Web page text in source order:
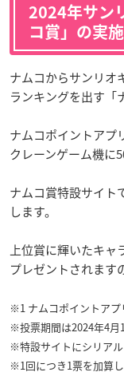
2024年サン
コ賞」の実
ナムコからサンリオ
ランキングを出す「
ナムコポイントアプ
クレーンゲーム機に
ナムコ賞特設サイト
します。
上位賞に輝いたキャ
プレゼントされます
※1 ナムコポイントアプ
※投票期間は2024年4月
※特設サイトにシリアル
※1回につき1票を加算